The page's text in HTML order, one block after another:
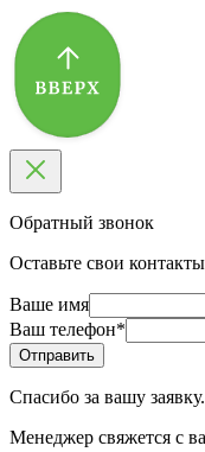
Обратный звонок
Оставьте свои
Ваше имя
Ваш телефон*
Спасибо за вашу заявку.
Менеджер свяжется с